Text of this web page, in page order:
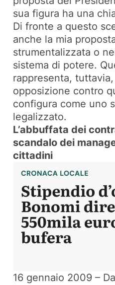
sua figura ha una
Di fronte a questo
anche la mia
strumentalizzata o
sistema di potere.
rappresenta,
opposizione contro
configura come uno
legalizzato.
L’abbuffata dei
scandalo dei
cittadini
16 gennaio 2009 –